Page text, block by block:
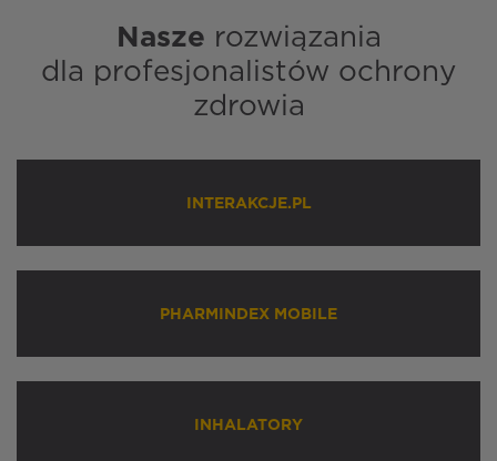
Nasze rozwiązania
dla profesjonalistów ochrony
zdrowia
INTERAKCJE.PL
PHARMINDEX MOBILE
INHALATORY